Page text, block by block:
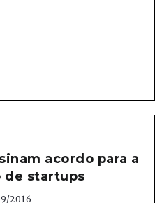
acordo para a
de startups
2016